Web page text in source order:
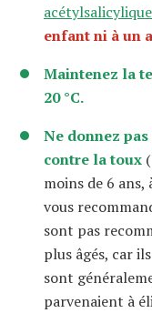
acétylsalicylique
enfantni à un
Maintenez la
20 °C.
Ne donnez
contre la toux
moins de 6 ans,
vous
sont pas
plus âgés, car
sont
parvenaient à